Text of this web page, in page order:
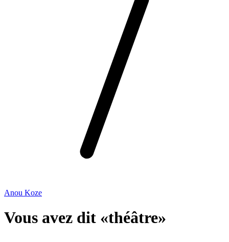
Anou Koze
Vous avez dit «théâtre»